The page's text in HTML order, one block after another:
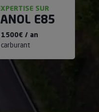
SUR
E85
1500€ / an